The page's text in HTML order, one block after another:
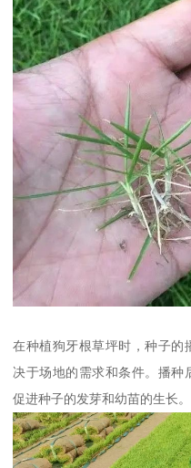
在种植狗牙根草坪时，种子的
决于场地的需求和条件。播种
促进种子的发芽和幼苗的生长。